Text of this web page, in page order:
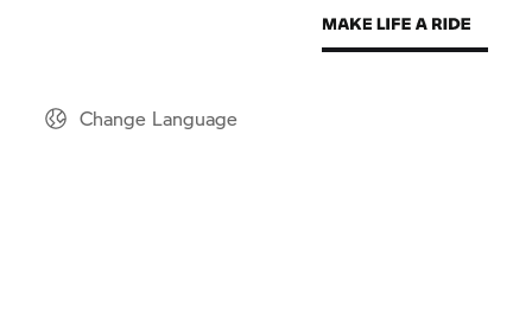
Change Language